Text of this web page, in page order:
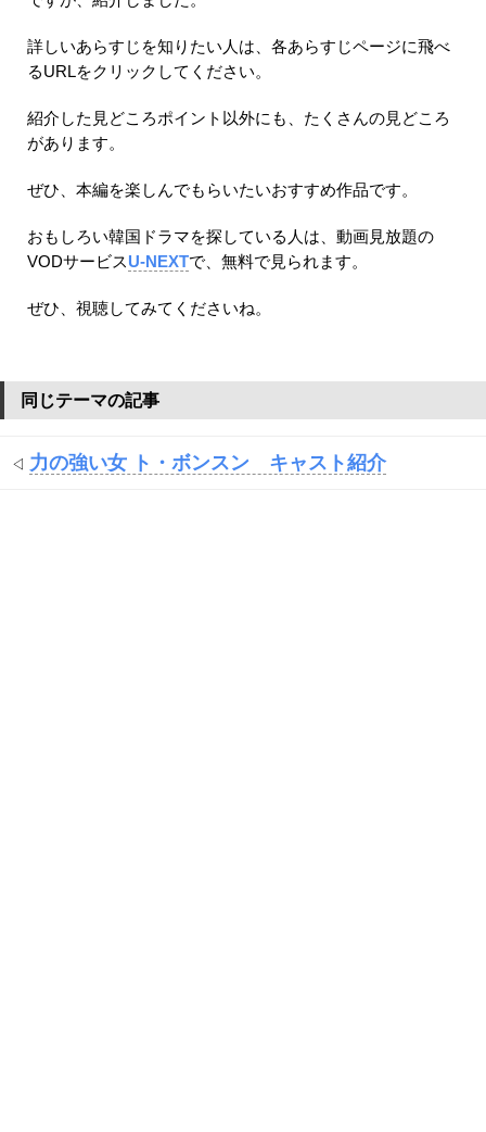
詳しいあらすじを知りたい人は、各あらすじページに飛べ
るURLをクリックしてください。
紹介した見どころポイント以外にも、たくさんの見どころ
があります。
ぜひ、本編を楽しんでもらいたいおすすめ作品です。
おもしろい韓国ドラマを探している人は、動画見放題の
VODサービスU-NEXTで、無料で見られます。
ぜひ、視聴してみてくださいね。
同じテーマの記事
◁ 力の強い女 ト・ボンスン キャスト紹介